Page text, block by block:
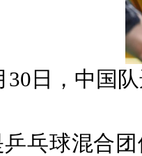
30日，中国
乓球混合